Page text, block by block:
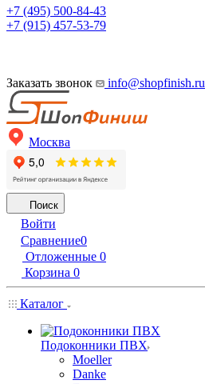
+7 (495) 500-84-43
+7 (915) 457-53-79
Заказать звонок info@shopfinish.ru
Москва
Поиск
Войти
Сравнение0
Отложенные 0
Корзина 0
Каталог
Подоконники ПВХ
Moeller
Danke